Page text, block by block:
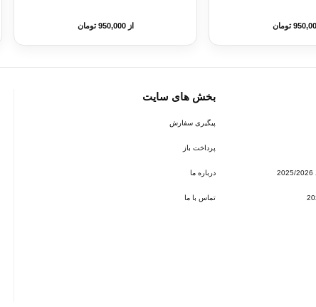
از 950,000 تومان
بخش های سایت
پیگیری سفارش
پرداخت باز
درباره ما
تماس با ما